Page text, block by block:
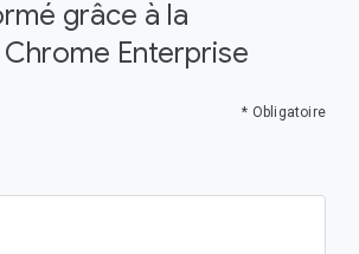
grâce à la
Enterprise
* Obligatoire